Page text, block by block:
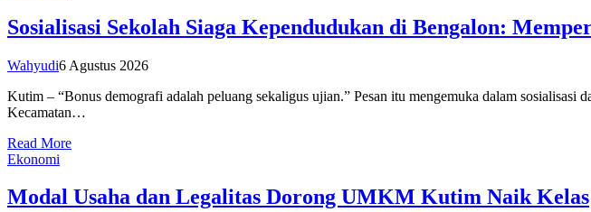
Sosialisasi Sekolah Siaga Kependudukan di Bengalon:
Wahyudi6 Agustus 2026
Kutim – “Bonus demografi adalah peluang sekaligus ujian.” Pesan itu mengemuka dalam
Kecamatan…
Read More
Ekonomi
Modal Usaha dan Legalitas Dorong UMKM Kutim Naik Kelas